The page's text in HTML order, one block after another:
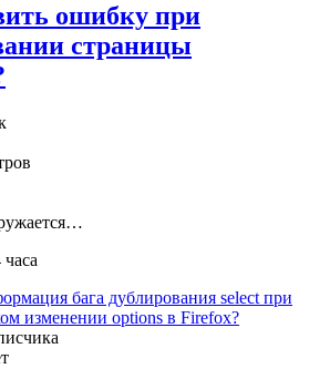
ошибку при
страницы
бага дублирования select при
изменении options в Firefox?